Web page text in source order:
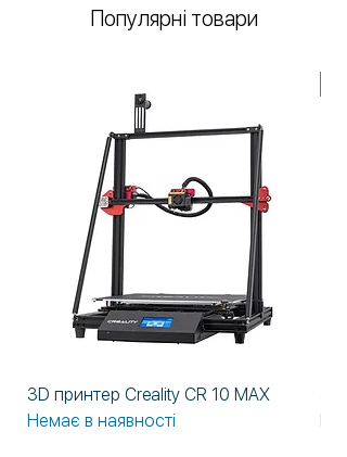
Популярні товари
3D принтер Creality CR 10 MAX
Немає в наявності